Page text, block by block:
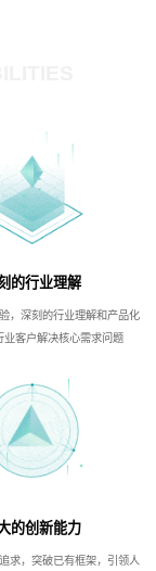
的行业理解
，深刻的行业理解和产品化
业客户解决核心需求问题
的创新能力
求，突破已有框架，引领人